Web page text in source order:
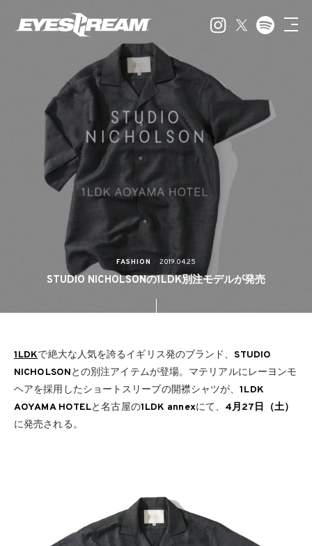
FASHION 2019.04.25
STUDIO NICHOLSONの1LDK別注モデルが発売
1LDKで絶大な人気を誇るイギリス発のブランド、STUDIO
NICHOLSONとの別注アイテムが登場。マテリアルにレーヨンモ
ヘアを採用したショートスリーブの開襟シャツが、1LDK
AOYAMA HOTELと名古屋の1LDK annexにて、 4月27日（土）
に発売される。